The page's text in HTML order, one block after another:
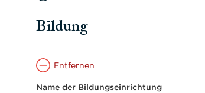
Bildung
Entfernen
Name der Bildungseinrichtung